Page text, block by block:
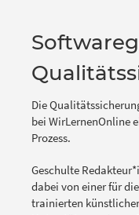
Die
bei WirLernenOnline
Prozess.
Geschulte
dabei von einer für
trainierten